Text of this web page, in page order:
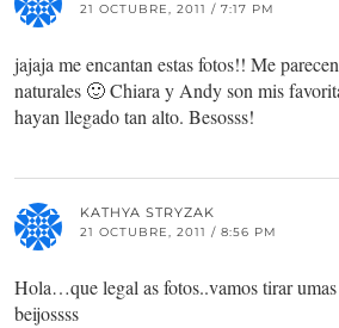
21 OCTUBRE, 2011 / 7:17 PM
jajaja me encantan estas fotos!! Me
naturales 🙂 Chiara y Andy son mis
hayan llegado tan alto. Besosss!
KATHYA STRYZAK
21 OCTUBRE, 2011 / 8:56 PM
Hola…que legal as fotos..vamos tirar
beijossss